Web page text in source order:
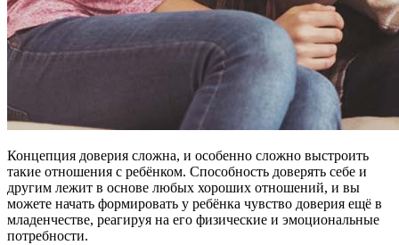
Концепция доверия сложна, и особенно сложно выстроить
такие отношения с ребёнком. Способность доверять себе и
другим лежит в основе любых хороших отношений, и вы
можете начать формировать у ребёнка чувство доверия ещё в
младенчестве, реагируя на его физические и эмоциональные
потребности.